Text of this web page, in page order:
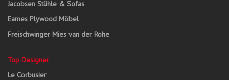
Jacobsen Stühle & Sofas
Eames Plywood Möbel
Freischwinger Mies van der Rohe
Top Designer
Le Corbusier